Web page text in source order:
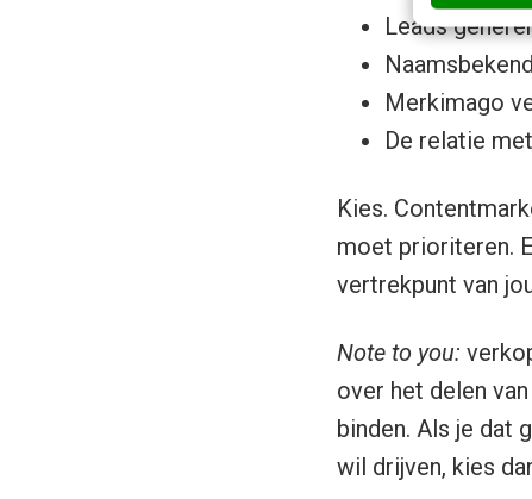
Leads
Merkimago
De relatie
Kies.
moet prioriteren.
vertrekpunt van
Note to you:
over het delen
binden. Als je dat
wil drijven, kies